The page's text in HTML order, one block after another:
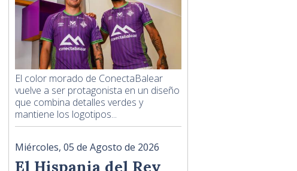
El color morado de ConectaBalear
vuelve a ser protagonista en un diseño
que combina detalles verdes y
mantiene los logotipos...
Miércoles, 05 de Agosto de 2026
El Hispania del Rey